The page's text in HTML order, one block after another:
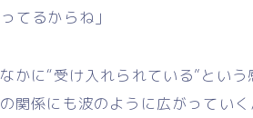
てるからね」
に“受け入れられている”という
係にも波のように広がっていく